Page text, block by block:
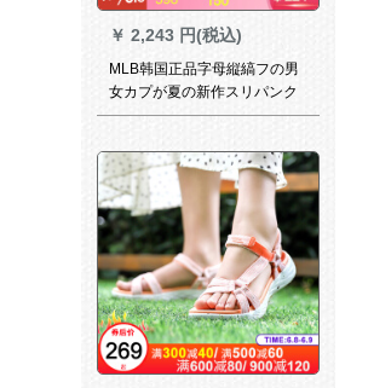
￥ 2,243 円(税込)
MLB韩国正品字母縦縞フの男
女カプが夏の新作スリパンク
の白地に2800 mm